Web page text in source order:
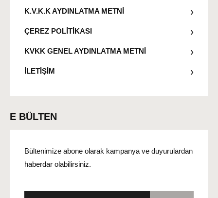
K.V.K.K AYDINLATMA METNİ
ÇEREZ POLİTİKASI
KVKK GENEL AYDINLATMA METNİ
İLETİŞİM
E BÜLTEN
Bültenimize abone olarak kampanya ve duyurulardan
haberdar olabilirsiniz.